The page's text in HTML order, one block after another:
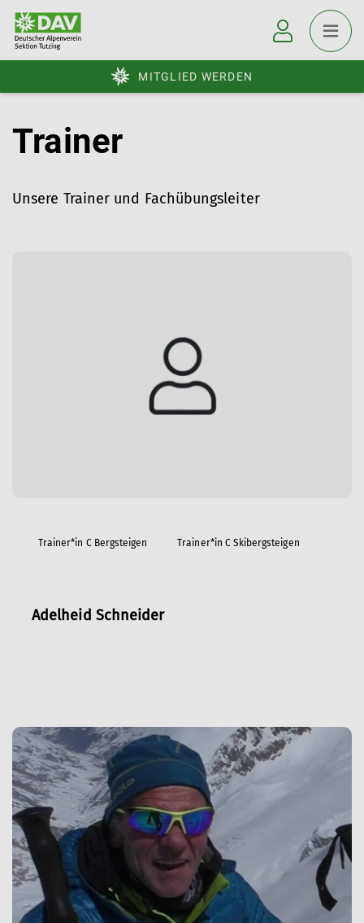
MITGLIED WERDEN
Trainer
Unsere Trainer und Fachübungsleiter
Trainer*in C Bergsteigen Trainer*in C Skibergsteigen
Adelheid Schneider